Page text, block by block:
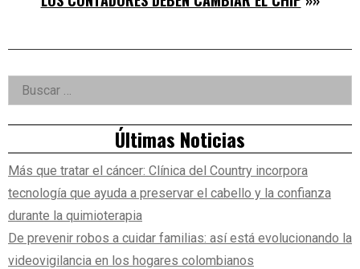
Right
Asides
Buscar:
Últimas Noticias
Más que tratar el cáncer: Clínica del Country incorpora
tecnología que ayuda a preservar el cabello y la confianza
durante la quimioterapia
De prevenir robos a cuidar familias: así está evolucionando la
videovigilancia en los hogares colombianos